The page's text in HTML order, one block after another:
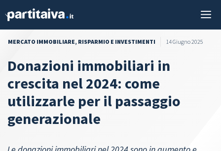
MERCATO IMMOBILIARE, RISPARMIO E INVESTIMENTI 14 Giugno 2025
Donazioni immobiliari in
crescita nel 2024: come
utilizzarle per il passaggio
generazionale